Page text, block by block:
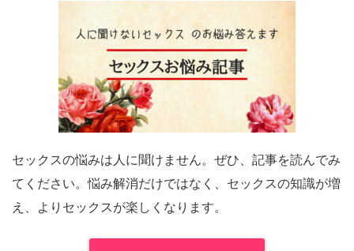
セックスの悩みは人に聞けません。ぜひ、記事を読んでみ
てください。悩み解消だけではなく、セックスの知識が増
え、よりセックスが楽しくなります。